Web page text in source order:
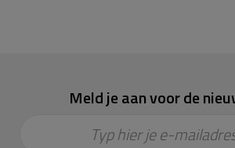
Meld je aan voor de
Typ hier je e-